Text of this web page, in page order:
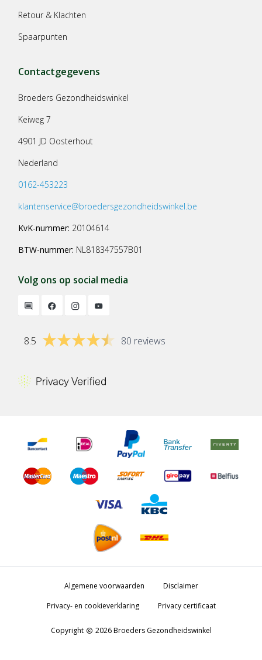
Retour & Klachten
Spaarpunten
Contactgegevens
Broeders Gezondheidswinkel
Keiweg 7
4901 JD Oosterhout
Nederland
0162-453223
klantenservice@broedersgezondheidswinkel.be
KvK-nummer: 20104614
BTW-nummer: NL818347557B01
Volg ons op social media
8.5 80 reviews
Algemene voorwaarden
Disclaimer
Privacy- en cookieverklaring
Privacy certificaat
Copyright copyright 2026 Broeders Gezondheidswinkel